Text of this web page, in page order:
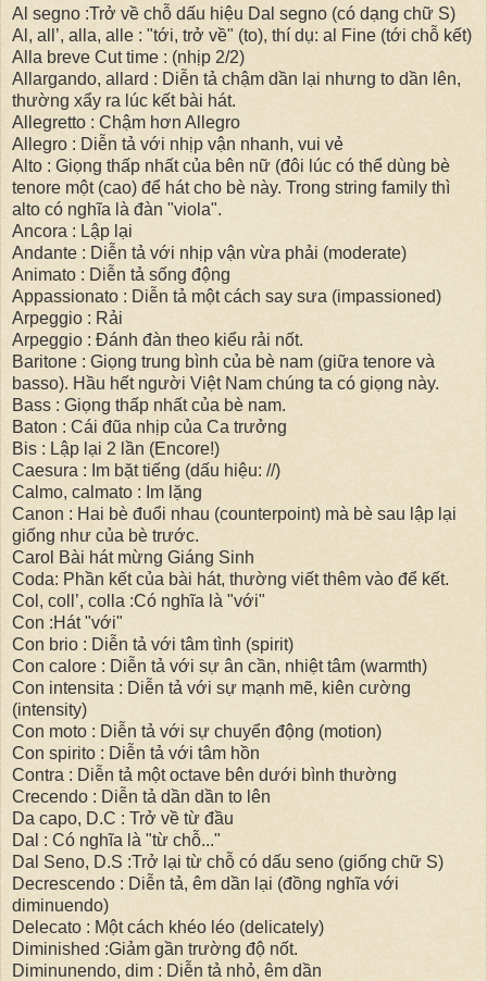
Al segno :Trở về chỗ dấu hiệu Dal segno (có dạng chữ S)
Al, all’, alla, alle : "tới, trở về" (to), thí dụ: al Fine (tới chỗ kết)
Alla breve Cut time : (nhịp 2/2)
Allargando, allard : Diễn tả chậm dần lại nhưng to dần lên,
thường xẩy ra lúc kết bài hát.
Allegretto : Chậm hơn Allegro
Allegro : Diễn tả với nhịp vận nhanh, vui vẻ
Alto : Giọng thấp nhất của bên nữ (đôi lúc có thể dùng bè
tenore một (cao) để hát cho bè này. Trong string family thì
alto có nghĩa là đàn "viola".
Ancora : Lập lại
Andante : Diễn tả với nhịp vận vừa phải (moderate)
Animato : Diễn tả sống động
Appassionato : Diễn tả một cách say sưa (impassioned)
Arpeggio : Rải
Arpeggio : Đánh đàn theo kiểu rải nốt.
Baritone : Giọng trung bình của bè nam (giữa tenore và
basso). Hầu hết người Việt Nam chúng ta có giọng này.
Bass : Giọng thấp nhất của bè nam.
Baton : Cái đũa nhịp của Ca trưởng
Bis : Lập lại 2 lần (Encore!)
Caesura : Im bặt tiếng (dấu hiệu: //)
Calmo, calmato : Im lặng
Canon : Hai bè đuổi nhau (counterpoint) mà bè sau lập lại
giống như của bè trước.
Carol Bài hát mừng Giáng Sinh
Coda: Phần kết của bài hát, thường viết thêm vào để kết.
Col, coll’, colla :Có nghĩa là "với"
Con :Hát "với"
Con brio : Diễn tả với tâm tình (spirit)
Con calore : Diễn tả với sự ân cần, nhiệt tâm (warmth)
Con intensita : Diễn tả với sự mạnh mẽ, kiên cường
(intensity)
Con moto : Diễn tả với sự chuyển động (motion)
Con spirito : Diễn tả với tâm hồn
Contra : Diễn tả một octave bên dưới bình thường
Crecendo : Diễn tả dần dần to lên
Da capo, D.C : Trở về từ đầu
Dal : Có nghĩa là "từ chỗ..."
Dal Seno, D.S :Trở lại từ chỗ có dấu seno (giống chữ S)
Decrescendo : Diễn tả, êm dần lại (đồng nghĩa với
diminuendo)
Delecato : Một cách khéo léo (delicately)
Diminished :Giảm gần trường độ nốt.
Diminunendo, dim : Diễn tả nhỏ, êm dần